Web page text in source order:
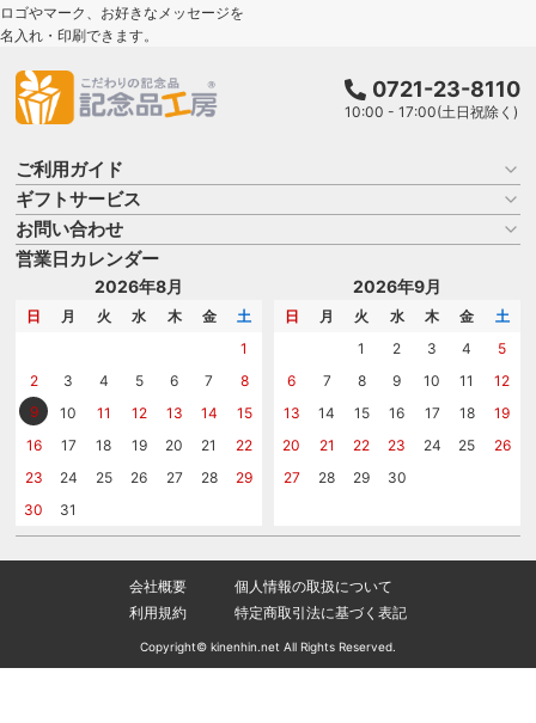
ロゴやマーク、お好きなメッセージを
名入れ・印刷できます。
0721-23-8110
10:00 - 17:00(土日祝除く)
ご利用ガイド
お買い物ガイド
よくある質問
はじめての記念品選び
記念品工房の使い方
ギフトサービス
名入れについて
のし
メッセージカード
お問い合わせ
商品選びを相談する
名入れについて相談する
カタログを請求する
営業日カレンダー
2026年8月
日 月 火 水 木 金
土
1
2
3 4 5 6 7
8
9
10 11 12 13 14
15
16
17 18 19 20 21
22
23
24 25 26 27 28
29
30
31
2026年9月
日 月 火 水 木 金
土
1
2 3 4
5
6
7 8 9 10 11
12
13
14 15 16 17 18
19
20
21 22 23 24 25
26
27
28 29 30
会社概要
個人情報の取扱について
利用規約
特定商取引法に基づく表記
Copyright© kinenhin.net All Rights Reserved.